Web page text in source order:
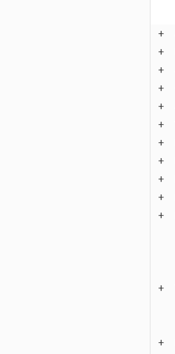
+
+
+
+
+
+
+
+
+
+
+
+
+